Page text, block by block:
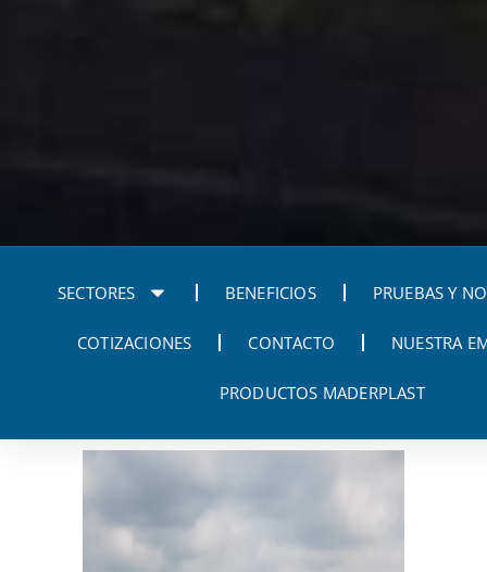
SECTORES BENEFICIOS PRUEBAS Y
COTIZACIONES CONTACTO NUESTRA
PRODUCTOS MADERPLAST